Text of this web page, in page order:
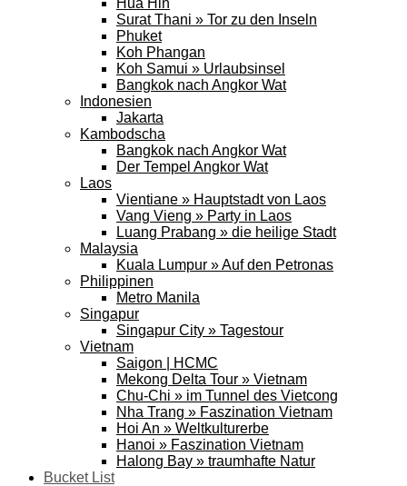
Hua Hin
Surat Thani » Tor zu den Inseln
Phuket
Koh Phangan
Koh Samui » Urlaubsinsel
Bangkok nach Angkor Wat
Indonesien
Jakarta
Kambodscha
Bangkok nach Angkor Wat
Der Tempel Angkor Wat
Laos
Vientiane » Hauptstadt von Laos
Vang Vieng » Party in Laos
Luang Prabang » die heilige Stadt
Malaysia
Kuala Lumpur » Auf den Petronas
Philippinen
Metro Manila
Singapur
Singapur City » Tagestour
Vietnam
Saigon | HCMC
Mekong Delta Tour » Vietnam
Chu-Chi » im Tunnel des Vietcong
Nha Trang » Faszination Vietnam
Hoi An » Weltkulturerbe
Hanoi » Faszination Vietnam
Halong Bay » traumhafte Natur
Bucket List